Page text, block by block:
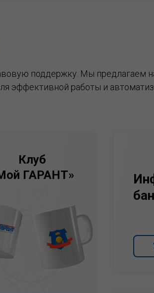
поддержку. Мы предлагаем
эффективной работы и
Клуб
ГАРАНТ»